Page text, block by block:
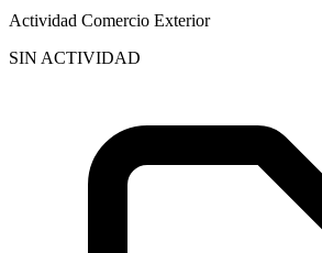
Actividad Comercio Exterior
SIN ACTIVIDAD